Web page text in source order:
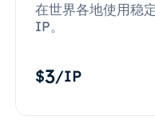
在世界各地使用稳
IP。
$3/IP